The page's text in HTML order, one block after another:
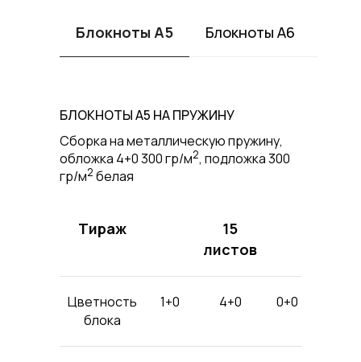
Блокноты А5 Блокноты А6
БЛОКНОТЫ А5 НА ПРУЖИНУ
Сборка на металлическую пружину,
обложка 4+0 300 гр/м2, подложка 300
гр/м2 белая
Тираж
15
листов
Цветность
блока
1+0 4+0 0+0